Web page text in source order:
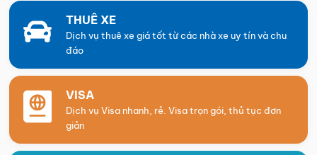
THUÊ XE
Dịch vụ thuê xe giá tốt từ các nhà xe uy tín và chu
đáo
VISA
Dịch vụ Visa nhanh, rẻ. Visa trọn gói, thủ tục đơn
giản